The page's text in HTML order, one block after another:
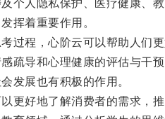
人隐私保护、医疗健康、教
着重要作用。
程，心阶云可以帮助人们更
导和心理健康的评估与干预
展也有积极的作用。
好地了解消费者的需求，推